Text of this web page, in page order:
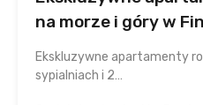
na morze i góry w
Ekskluzywne apartamenty
sypialniach i 2…